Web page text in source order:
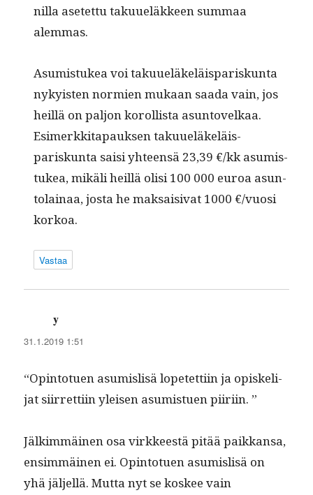
nil­la asetet­tu taku­ueläk­keen sum­maa
alemmas.
Asum­is­tukea voi taku­ueläkeläis­pariskun­ta
nyky­is­ten normien mukaan saa­da vain, jos
heil­lä on paljon korol­lista asun­tovelkaa.
Esimerkki­ta­pauk­sen taku­ueläkeläis­
pariskun­ta saisi yhteen­sä 23,39 €/kk asum­is­
tukea, mikäli heil­lä olisi 100 000 euroa asun­
to­lainaa, jos­ta he mak­saisi­vat 1000 €/vuosi
korkoa.
Vastaa
y
31.1.2019 1:51
“Opin­totuen asum­is­lisä lopetet­ti­in ja opiske­li­
jat siir­ret­ti­in yleisen asum­istuen piiriin. ”
Jälkim­mäi­nen osa virk­keestä pitää paikkansa,
ensim­mäi­nen ei. Opin­totuen asum­is­lisä on
yhä jäl­jel­lä. Mut­ta nyt se kos­kee vain